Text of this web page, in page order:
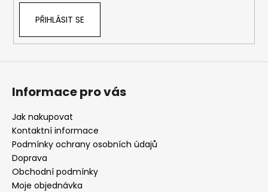
PŘIHLÁSIT SE
Informace pro vás
Jak nakupovat
Kontaktní informace
Podmínky ochrany osobních údajů
Doprava
Obchodní podmínky
Moje objednávka